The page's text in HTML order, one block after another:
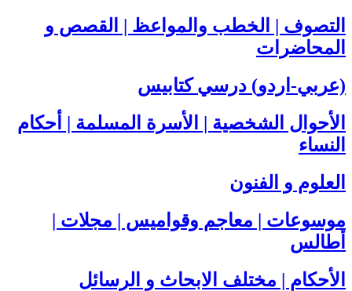
التصوف | الخطب والمواعظ | القصص و
المحاضرات
(عربي-اردو) درسي كتابيس
الأحوال الشخصية | الأسرة المسلمة | أحكام
النساء
العلوم و الفنون
موسوعات | معاجم وقواميس | مجلات |
أطالس
الأحكام | مختلف الابحاث و الرسائل